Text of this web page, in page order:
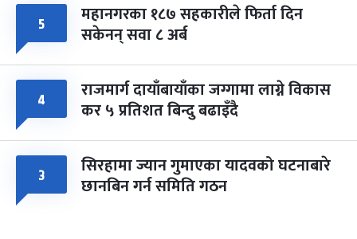
५ महानगरका १८७ सहकारीले फिर्ता दिन
सकेनन् सवा ८ अर्ब
४ राजमार्ग दायाँबायाँका जग्गामा लाग्ने विकास
कर ५ प्रतिशत बिन्दु बढाइँदै
३ सिरहामा ज्यान गुमाएका यादवको घटनाबारे
छानबिन गर्न समिति गठन